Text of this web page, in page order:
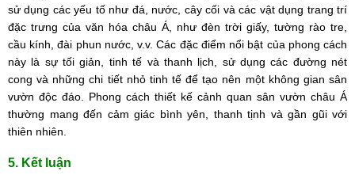
sử dụng các yếu tố như đá, nước, cây cối và các vật dụng trang trí
đặc trưng của văn hóa châu Á, như đèn trời giấy, tường rào tre,
cầu kính, đài phun nước, v.v. Các đặc điểm nổi bật của phong cách
này là sự tối giản, tinh tế và thanh lịch, sử dụng các đường nét
cong và những chi tiết nhỏ tinh tế để tạo nên một không gian sân
vườn độc đáo. Phong cách thiết kế cảnh quan sân vườn châu Á
thường mang đến cảm giác bình yên, thanh tịnh và gần gũi với
thiên nhiên.
5. Kết luận